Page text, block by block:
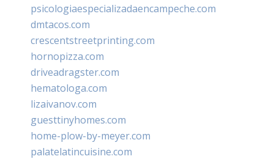
psicologiaespecializadaencampeche.com
dmtacos.com
crescentstreetprinting.com
hornopizza.com
driveadragster.com
hematologa.com
lizaivanov.com
guesttinyhomes.com
home-plow-by-meyer.com
palatelatincuisine.com